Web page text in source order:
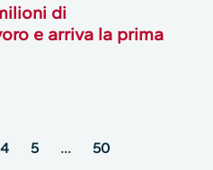
di
e arriva la prima
4 5 … 50